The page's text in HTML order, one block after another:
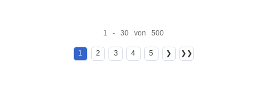
1 - 30 von 500
1 2 3 4 5 ❯ ❯❯